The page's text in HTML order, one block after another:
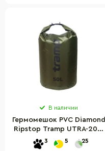
В наличии
Гермомешок PVC Diamond
Ripstop Tramp UTRA-208-
olive, Оливковый 50 л
3 5 25